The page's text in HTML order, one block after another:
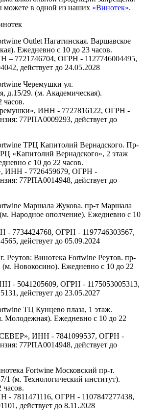
можете в одной из наших «Винотек».
Outlet Нагатинская. Варшавское
Ежедневно с 10 до 23 часов.
7721746704, ОГРН - 1127746004495,
действует до 24.05.2028
Черемушки ул.
д.15/29. (м. Академическая).
часов.
ИНН - 7727816122, ОГРН -
77РПА0009293, действует до
ТРЦ Капитолий Вернадского. Пр-
«Капитолий Вернадского», 2 этаж
с 10 до 22 часов.
- 7726459679, ОГРН -
77РПА0014948, действует до
Маршала Жукова. пр-т Маршала
Народное ополчение). Ежедневно с 10
7734424768, ОГРН - 1197746303567,
действует до 05.09.2024
Реутов: Винотека Fortwine Реутов. пр-
Новокосино). Ежедневно с 10 до 22
5041205609, ОГРН - 1175053005313,
действует до 23.05.2027
ТЦ Кунцево плаза, 1 этаж.
Молодежная). Ежедневно с 10 до 22
ИНН - 7841099537, ОГРН -
77РПА0014948, действует до
Fortwine Московский пр-т.
1 (м. Технологический институт).
часов.
7811471116, ОГРН - 1107847277438,
действует до 8.11.2028